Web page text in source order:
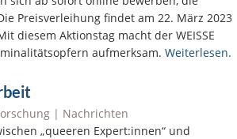
Preisverleihung findet am 22. März 2023
diesem Aktionstag macht der WEISSE
aufmerksam. Weiterlesen.
| Nachrichten
„queeren Expert:innen“ und